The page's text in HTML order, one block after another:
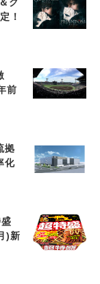
！
前
拠
化
)新